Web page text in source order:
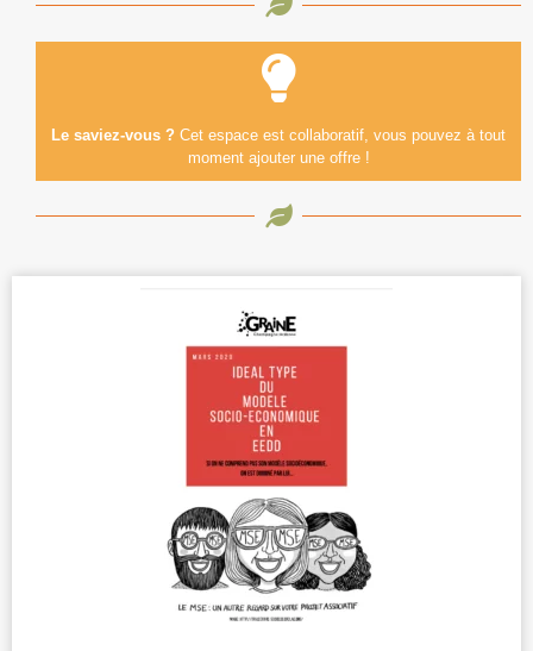
Le saviez-vous ? Cet espace est collaboratif, vous pouvez à tout
moment ajouter une offre !